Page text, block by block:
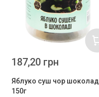
Яблуко суш чор шоколад
150г
187,20 грн